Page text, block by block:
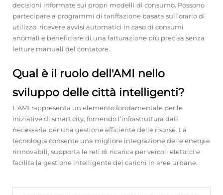
decisioni informate sui propri modelli di consumo. Possono
partecipare a programmi di tariffazione basata sull'orario di
utilizzo, ricevere avvisi automatici in caso di consumi
anomali e beneficiare di una fatturazione più precisa senza
letture manuali del contatore.
Qual è il ruolo dell'AMI nello
sviluppo delle città intelligenti?
L'AMI rappresenta un elemento fondamentale per le
iniziative di smart city, fornendo l'infrastruttura dati
necessaria per una gestione efficiente delle risorse. La
tecnologia consente una migliore integrazione delle energie
rinnovabili, supporta le reti di ricarica per veicoli elettrici e
facilita la gestione intelligente dei carichi in aree urbane.